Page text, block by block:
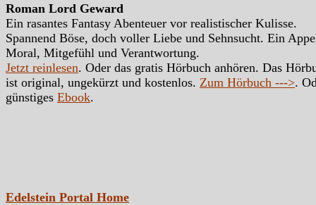
Roman Lord Geward
Ein rasantes Fantasy Abenteuer vor realistischer Kulisse.
Spannend Böse, doch voller Liebe und Sehnsucht. Ein
Moral, Mitgefühl und Verantwortung.
Jetzt reinlesen. Oder das gratis Hörbuch anhören. Das
ist original, ungekürzt und kostenlos. Zum Hörbuch --->.
günstiges Ebook.
Edelstein Portal Home